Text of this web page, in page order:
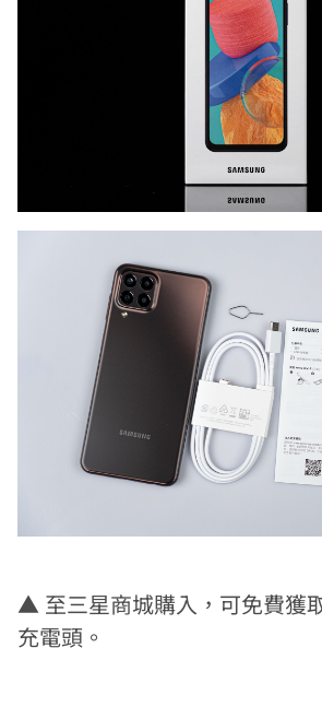
▲ 至三星商城購入，可免費獲
充電頭。